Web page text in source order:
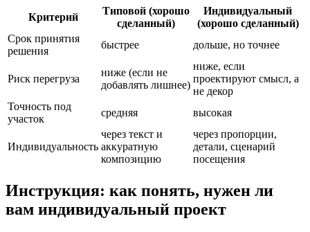
Критерий
Типовой (хорошо
сделанный)
Индивидуальный
(хорошо сделанный)
Срок принятия
решения
быстрее дольше, но точнее
Риск перегруза
ниже (если не
добавлять лишнее)
ниже, если
проектируют смысл, а
не декор
Точность под
участок
средняя высокая
Индивидуальность
через текст и
аккуратную
композицию
через пропорции,
детали, сценарий
посещения
Инструкция: как понять, нужен ли
вам индивидуальный проект